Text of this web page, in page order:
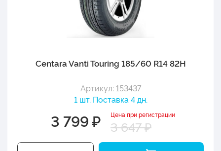
Centara Vanti Touring 185/60 R14 82H
Артикул: 153437
1 шт. Поставка 4 дн.
3 799 ₽ Цена при регистрации
3 647 ₽